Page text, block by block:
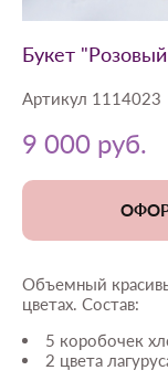
Букет
Артикул 1114023
9 000 pуб.
Объемный
цветах. Состав:
5 коробочек
2 цвета